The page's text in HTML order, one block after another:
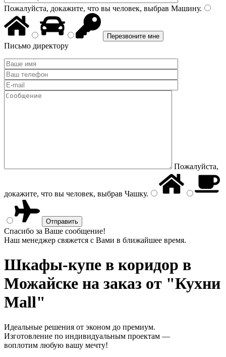
Пожалуйста, докажите, что вы человек, выбрав Машину.
Письмо директору
Пожалуйста,
докажите, что вы человек, выбрав Чашку.
Спасибо за Ваше сообщение!
Наш менеджер свяжется с Вами в ближайшее время.
Шкафы-купе в коридор в
Можайске на заказ от "Кухни
Mall"
Идеальные решения от эконом до премиум.
Изготовление по индивидуальным проектам —
воплотим любую вашу мечту!